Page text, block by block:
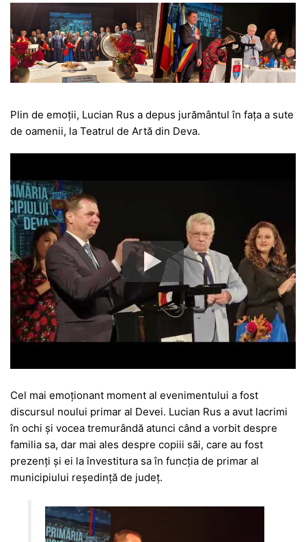
Plin de emoții, Lucian Rus a depus jurământul în fața a sute
de oamenii, la Teatrul de Artă din Deva.
Cel mai emoționant moment al evenimentului a fost
discursul noului primar al Devei. Lucian Rus a avut lacrimi
în ochi și vocea tremurândă atunci când a vorbit despre
familia sa, dar mai ales despre copiii săi, care au fost
prezenți și ei la învestitura sa în funcția de primar al
municipiului reședință de județ.